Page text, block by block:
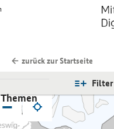
zurück zur Startseite
Filter
Themen
−